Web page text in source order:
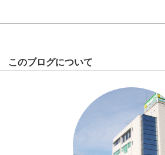
このブログについて